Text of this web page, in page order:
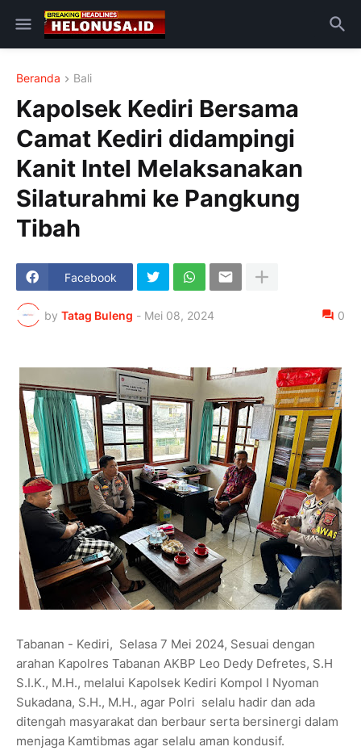
Beranda Bali
Kapolsek Kediri Bersama
Camat Kediri didampingi
Kanit Intel Melaksanakan
Silaturahmi ke Pangkung
Tibah
Facebook
by Tatag Buleng - Mei 08, 2024 0
Tabanan - Kediri, Selasa 7 Mei 2024, Sesuai dengan
arahan Kapolres Tabanan AKBP Leo Dedy Defretes, S.H
S.I.K., M.H., melalui Kapolsek Kediri Kompol I Nyoman
Sukadana, S.H., M.H., agar Polri selalu hadir dan ada
ditengah masyarakat dan berbaur serta bersinergi dalam
menjaga Kamtibmas agar selalu aman kondusif.